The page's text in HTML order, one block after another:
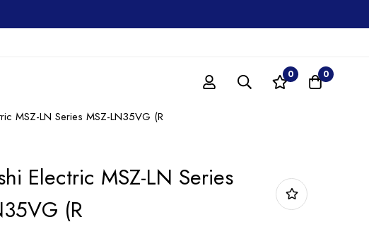
0 0
MSZ-LN Series MSZ-LN35VG (R
Electric MSZ-LN Series
(R